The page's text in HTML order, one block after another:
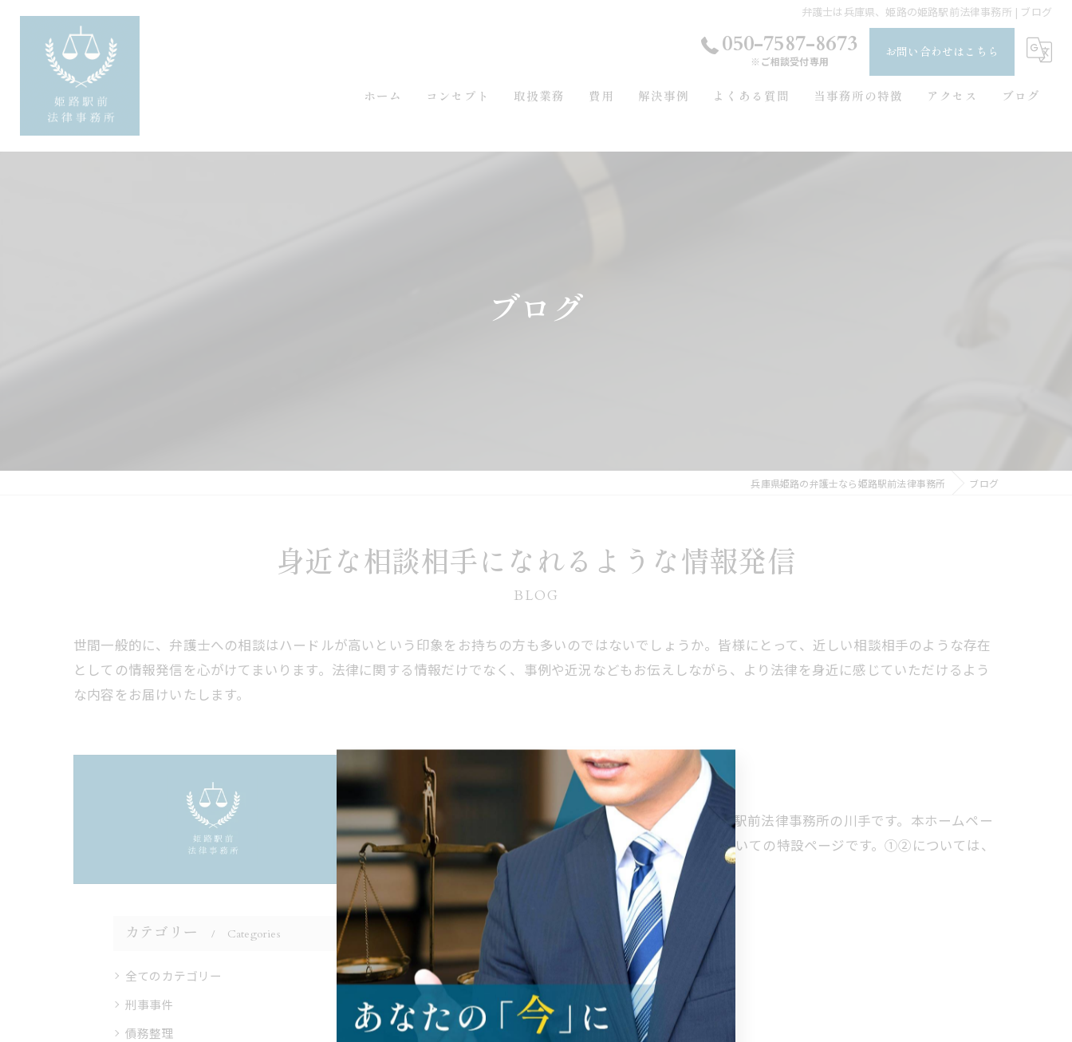
弁護士は兵庫県、姫路の姫路駅前法律事務所 | ブログ
050-7587-8673
※ご相談受付専用
お問い合わせはこちら
ホーム コンセプト 取扱業務 費用 解決事例 よくある質問 当事務所の特徴
刑事事件
アクセス
ごあいさつ
ブログ
コラム
ブログ
兵庫県姫路の弁護士なら姫路駅前法律事務所 ブログ
身近な相談相手になれるような情報発信
BLOG
世間一般的に、弁護士への相談はハードルが高いという印象をお持ちの方も多いのではないでしょうか。皆様にとって、近しい相談相手のような存在
としての情報発信を心がけてまいります。法律に関する情報だけでなく、事例や近況などもお伝えしながら、より法律を身近に感じていただけるよう
な内容をお届けいたします。
本ホームページについて
2025/09/14
ホームページをご覧いただきありがとうございます。姫路駅前法律事務所の川手です。本ホームペー
ジは、①債務整理、②刑事事件、③交通事故の３分野についての特設ページです。①②については、
後ろめたさから…
カテゴリー Categories
全てのカテゴリー
刑事事件
債務整理